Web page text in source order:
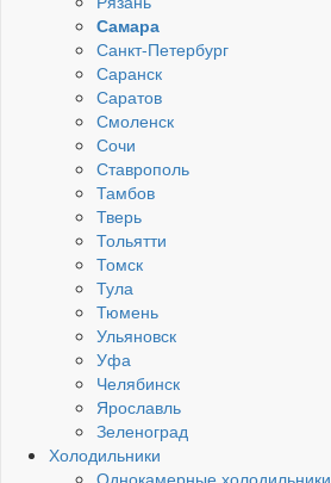
Самара
Санкт-Петербург
Саранск
Саратов
Смоленск
Сочи
Ставрополь
Тамбов
Тверь
Тольятти
Томск
Тула
Тюмень
Ульяновск
Уфа
Челябинск
Ярославль
Зеленоград
Холодильники
Однокамерные холодильники